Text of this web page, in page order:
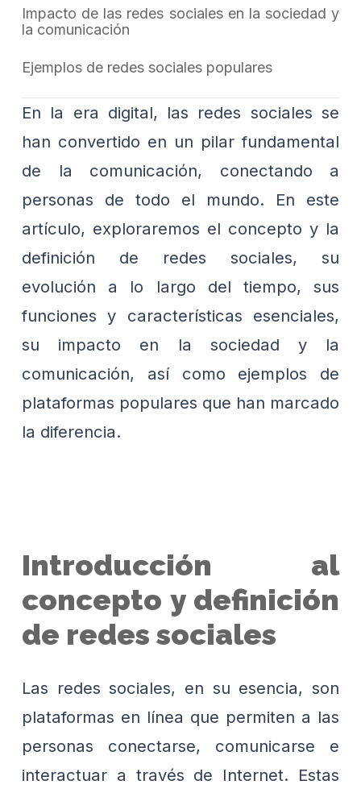
Impacto de las redes sociales en la sociedad y
la comunicación
Ejemplos de redes sociales populares
En la era digital, las redes sociales se
han convertido en un pilar fundamental
de la comunicación, conectando a
personas de todo el mundo. En este
artículo, exploraremos el concepto y la
definición de redes sociales, su
evolución a lo largo del tiempo, sus
funciones y características esenciales,
su impacto en la sociedad y la
comunicación, así como ejemplos de
plataformas populares que han marcado
la diferencia.
Introducción al
concepto y definición
de redes sociales
Las redes sociales, en su esencia, son
plataformas en línea que permiten a las
personas conectarse, comunicarse e
interactuar a través de Internet. Estas